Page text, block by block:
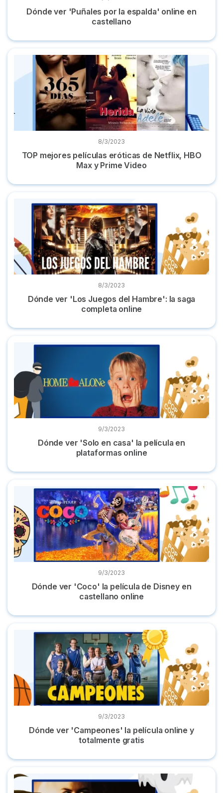
Dónde ver 'Puñales por la espalda' online en
castellano
TOP mejores películas eróticas de Netflix, HBO Max y
8/3/2023
TOP mejores películas eróticas de Netflix, HBO
Max y Prime Video
Dónde ver 'Los Juegos del Hambre': la saga completa
8/3/2023
Dónde ver 'Los Juegos del Hambre': la saga
completa online
Dónde ver 'Solo en casa' la película en plataformas online
9/3/2023
Dónde ver 'Solo en casa' la película en
plataformas online
Dónde ver 'Coco' la película de Disney en castellano online
9/3/2023
Dónde ver 'Coco' la película de Disney en
castellano online
Dónde ver 'Campeones' la película online y totalmente gratis
9/3/2023
Dónde ver 'Campeones' la película online y
totalmente gratis
Dónde ver 'Los Otros' online la película en castellano